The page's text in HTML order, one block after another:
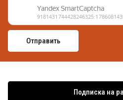
Подписка на